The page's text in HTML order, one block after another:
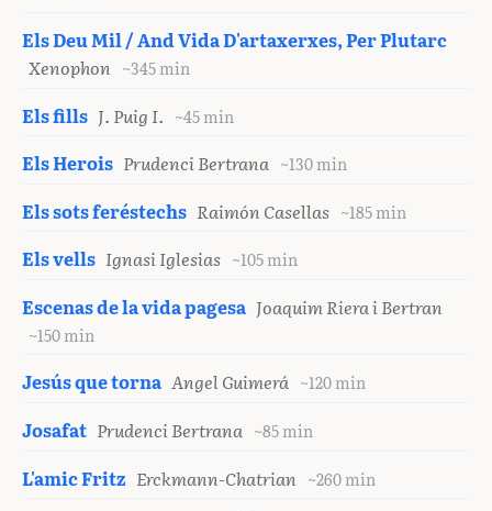
Els Deu Mil / And Vida D'artaxerxes, Per Plutarc
Xenophon ~345 min
Els fills J. Puig I. ~45 min
Els Herois Prudenci Bertrana ~130 min
Els sots feréstechs Raimón Casellas ~185 min
Els vells Ignasi Iglesias ~105 min
Escenas de la vida pagesa Joaquim Riera i Bertran
~150 min
Jesús que torna Angel Guimerá ~120 min
Josafat Prudenci Bertrana ~85 min
L'amic Fritz Erckmann-Chatrian ~260 min